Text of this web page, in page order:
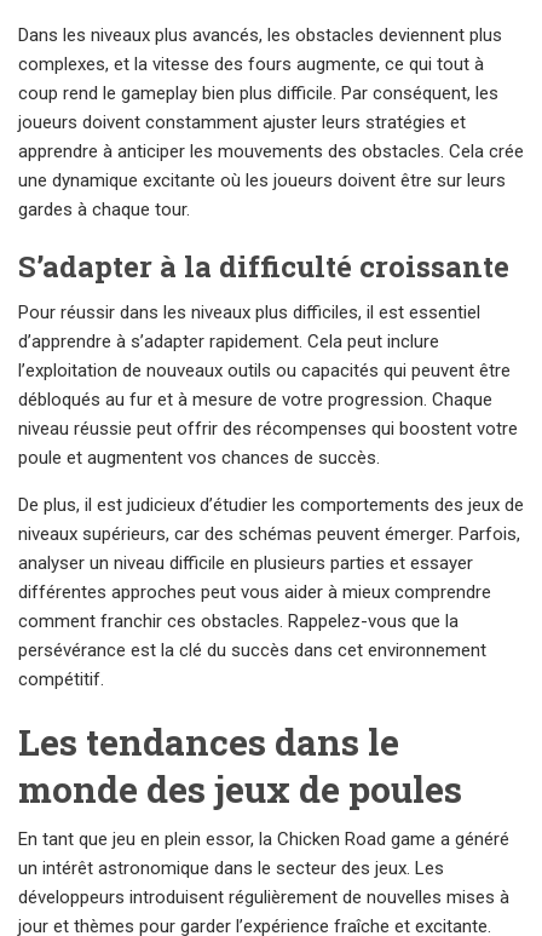
Dans les niveaux plus avancés, les obstacles deviennent plus
complexes, et la vitesse des fours augmente, ce qui tout à
coup rend le gameplay bien plus difficile. Par conséquent, les
joueurs doivent constamment ajuster leurs stratégies et
apprendre à anticiper les mouvements des obstacles. Cela crée
une dynamique excitante où les joueurs doivent être sur leurs
gardes à chaque tour.
S’adapter à la difficulté croissante
Pour réussir dans les niveaux plus difficiles, il est essentiel
d’apprendre à s’adapter rapidement. Cela peut inclure
l’exploitation de nouveaux outils ou capacités qui peuvent être
débloqués au fur et à mesure de votre progression. Chaque
niveau réussie peut offrir des récompenses qui boostent votre
poule et augmentent vos chances de succès.
De plus, il est judicieux d’étudier les comportements des jeux de
niveaux supérieurs, car des schémas peuvent émerger. Parfois,
analyser un niveau difficile en plusieurs parties et essayer
différentes approches peut vous aider à mieux comprendre
comment franchir ces obstacles. Rappelez-vous que la
persévérance est la clé du succès dans cet environnement
compétitif.
Les tendances dans le
monde des jeux de poules
En tant que jeu en plein essor, la Chicken Road game a généré
un intérêt astronomique dans le secteur des jeux. Les
développeurs introduisent régulièrement de nouvelles mises à
jour et thèmes pour garder l’expérience fraîche et excitante.